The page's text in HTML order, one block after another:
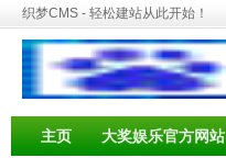
织梦CMS - 轻松建站从此开始！
主页 大奖娱乐官方网站